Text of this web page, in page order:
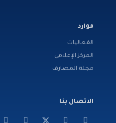
الاتصال بنا
موارد
الفعاليات
المركز الإعلامى
مجلة المصارف